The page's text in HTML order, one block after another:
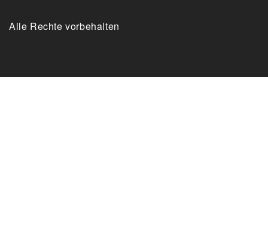
Alle Rechte vorbehalten